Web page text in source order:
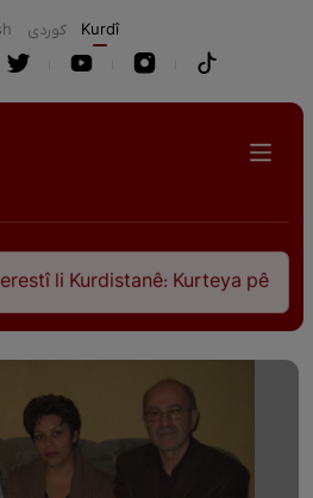
كوردی Kurdî
Kurteya pêşveçûna